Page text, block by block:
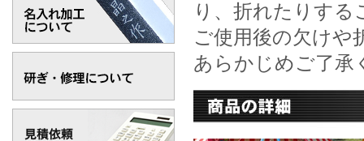
り、折れたりす
ご使用後の欠けや
あらかじめご了承